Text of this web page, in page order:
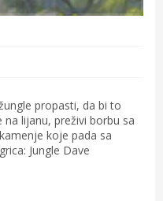
propasti, da bi to
lijanu, preživi borbu sa
koje pada sa
Jungle Dave